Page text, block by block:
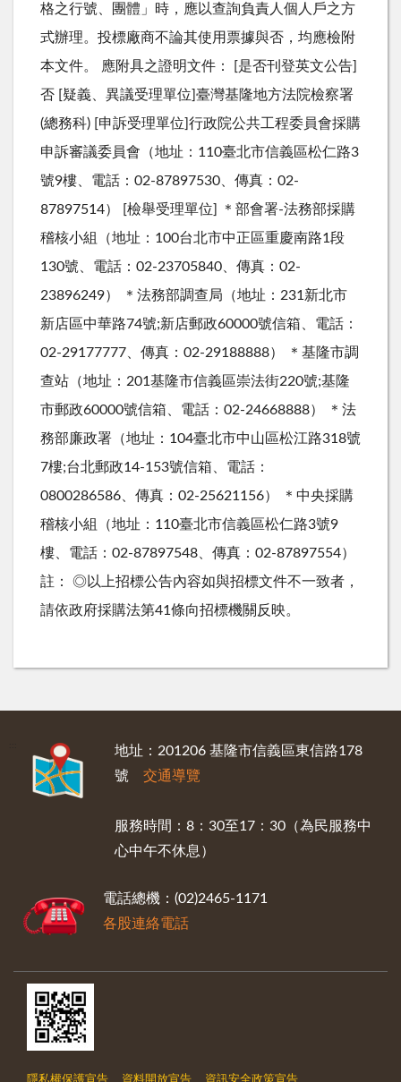
格之行號、團體」時，應以查詢負責人個人戶之方
式辦理。投標廠商不論其使用票據與否，均應檢附
本文件。 應附具之證明文件： [是否刊登英文公告]
否 [疑義、異議受理單位]臺灣基隆地方法院檢察署
(總務科) [申訴受理單位]行政院公共工程委員會採購
申訴審議委員會（地址：110臺北市信義區松仁路3
號9樓、電話：02-87897530、傳真：02-
87897514） [檢舉受理單位] ＊部會署-法務部採購
稽核小組（地址：100台北市中正區重慶南路1段
130號、電話：02-23705840、傳真：02-
23896249） ＊法務部調查局（地址：231新北市
新店區中華路74號;新店郵政60000號信箱、電話：
02-29177777、傳真：02-29188888） ＊基隆市調
查站（地址：201基隆市信義區崇法街220號;基隆
市郵政60000號信箱、電話：02-24668888） ＊法
務部廉政署（地址：104臺北市中山區松江路318號
7樓;台北郵政14-153號信箱、電話：
0800286586、傳真：02-25621156） ＊中央採購
稽核小組（地址：110臺北市信義區松仁路3號9
樓、電話：02-87897548、傳真：02-87897554）
註： ◎以上招標公告內容如與招標文件不一致者，
請依政府採購法第41條向招標機關反映。
地址：201206 基隆市信義區東信路178
號 交通導覽
服務時間：8：30至17：30（為民服務中
心中午不休息）
電話總機：(02)2465-1171
各股連絡電話